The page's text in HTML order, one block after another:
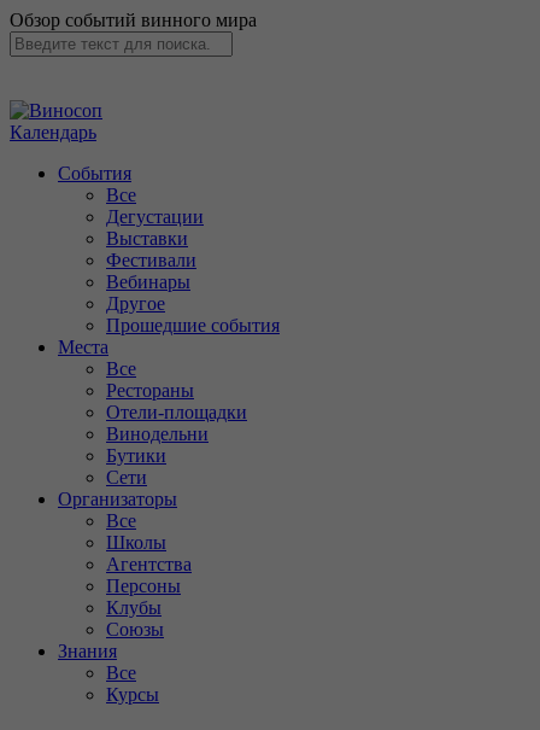
Обзор событий винного мира
Календарь
События
Все
Дегустации
Выставки
Фестивали
Вебинары
Другое
Прошедшие события
Места
Все
Рестораны
Отели-площадки
Винодельни
Бутики
Сети
Организаторы
Все
Школы
Агентства
Персоны
Клубы
Союзы
Знания
Все
Курсы